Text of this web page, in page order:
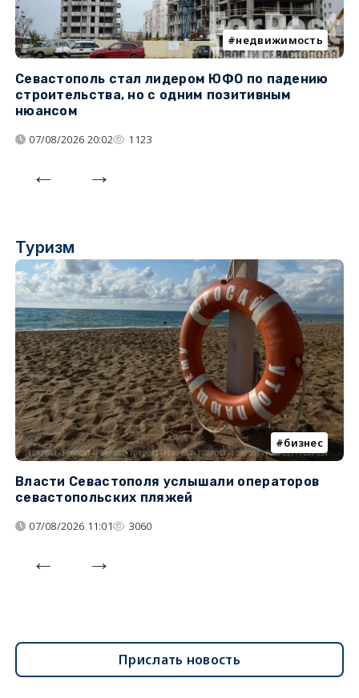
недвижимость
Севастополь стал лидером ЮФО по падению
строительства, но с одним позитивным
нюансом
07/08/2026 20:02 1123
Туризм
бизнес
Власти Севастополя услышали операторов
севастопольских пляжей
07/08/2026 11:01 3060
Прислать новость